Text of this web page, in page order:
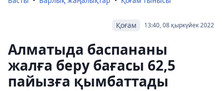
13:40, 08 қыркүйек 2022
Қоғам
Алматыда баспананы
жалға беру бағасы 62,5
пайызға қымбаттады